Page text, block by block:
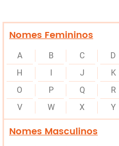
Nomes Femininos
A B C D
H
I J K
O
P Q R
V
W X Y
Nomes Masculinos